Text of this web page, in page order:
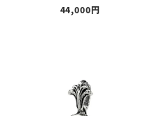
44,000